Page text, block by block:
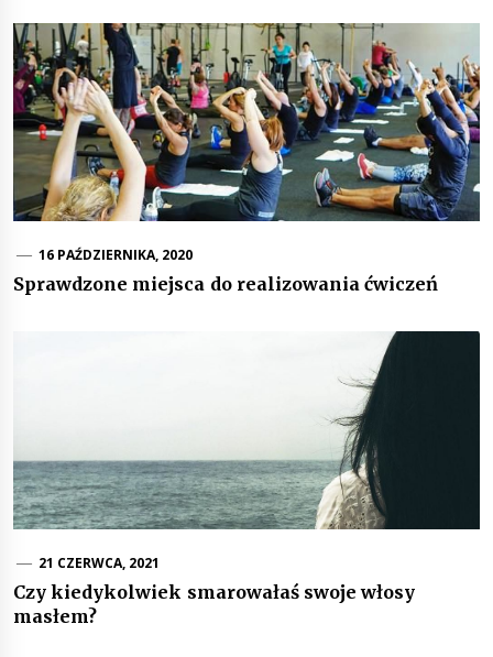
16 PAŹDZIERNIKA, 2020
Sprawdzone miejsca do realizowania ćwiczeń
21 CZERWCA, 2021
Czy kiedykolwiek smarowałaś swoje włosy
masłem?